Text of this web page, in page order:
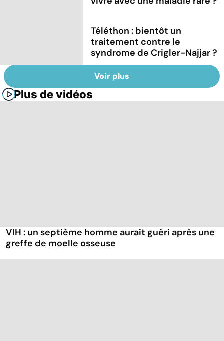
Téléthon : bientôt un
traitement contre le
syndrome de Crigler-Najjar ?
Voir plus
Plus de vidéos
VIH : un septième homme aurait guéri après une
greffe de moelle osseuse